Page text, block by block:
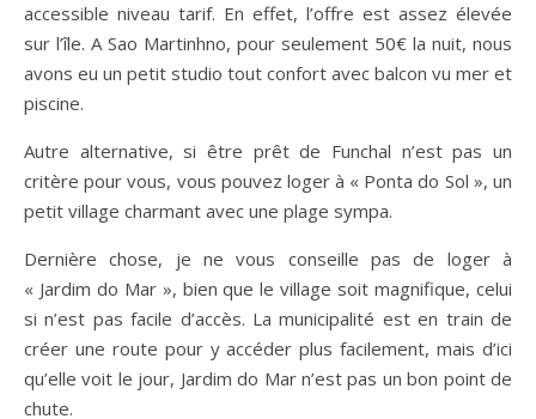
accessible niveau tarif. En effet, l’offre est assez élevée
sur l’île. A Sao Martinhno, pour seulement 50€ la nuit, nous
avons eu un petit studio tout confort avec balcon vu mer et
piscine.
Autre alternative, si être prêt de Funchal n’est pas un
critère pour vous, vous pouvez loger à « Ponta do Sol », un
petit village charmant avec une plage sympa.
Dernière chose, je ne vous conseille pas de loger à
« Jardim do Mar », bien que le village soit magnifique, celui
si n’est pas facile d’accès. La municipalité est en train de
créer une route pour y accéder plus facilement, mais d’ici
qu’elle voit le jour, Jardim do Mar n’est pas un bon point de
chute.